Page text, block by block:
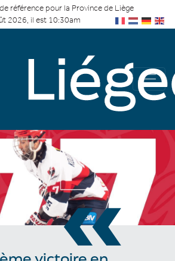
référence pour la Province de Liège
2026, il est 10:30am
«